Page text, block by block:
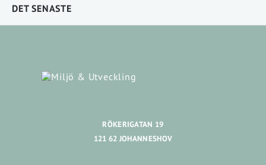
DET SENASTE
RÖKERIGATAN 19
121 62 JOHANNESHOV